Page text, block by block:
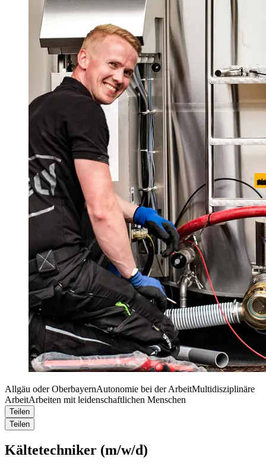
Allgäu oder OberbayernAutonomie bei der ArbeitMultidisziplinäre
ArbeitArbeiten mit leidenschaftlichen Menschen
Teilen
Teilen
Kältetechniker (m/w/d)